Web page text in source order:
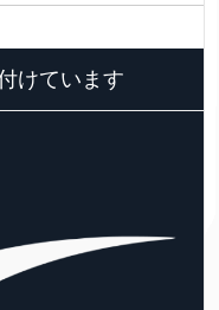
けています